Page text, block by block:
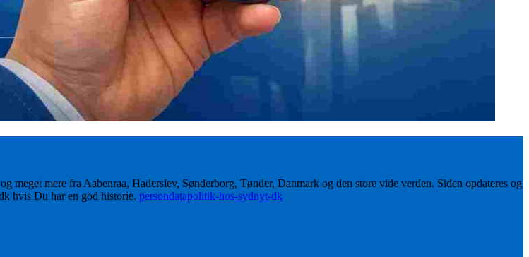
meget mere fra Aabenraa, Haderslev, Sønderborg, Tønder, Danmark og den store vide verden. Siden opdateres og
hvis Du har en god historie. persondatapolitik-hos-sydnyt-dk